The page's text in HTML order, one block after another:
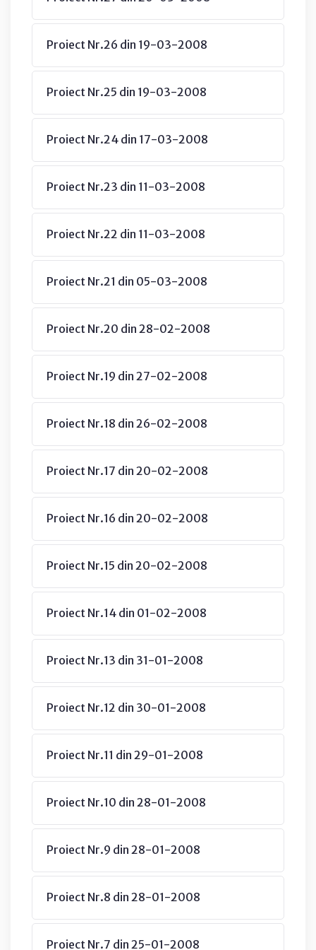
Proiect Nr.26 din 19-03-2008
Proiect Nr.25 din 19-03-2008
Proiect Nr.24 din 17-03-2008
Proiect Nr.23 din 11-03-2008
Proiect Nr.22 din 11-03-2008
Proiect Nr.21 din 05-03-2008
Proiect Nr.20 din 28-02-2008
Proiect Nr.19 din 27-02-2008
Proiect Nr.18 din 26-02-2008
Proiect Nr.17 din 20-02-2008
Proiect Nr.16 din 20-02-2008
Proiect Nr.15 din 20-02-2008
Proiect Nr.14 din 01-02-2008
Proiect Nr.13 din 31-01-2008
Proiect Nr.12 din 30-01-2008
Proiect Nr.11 din 29-01-2008
Proiect Nr.10 din 28-01-2008
Proiect Nr.9 din 28-01-2008
Proiect Nr.8 din 28-01-2008
Proiect Nr.7 din 25-01-2008